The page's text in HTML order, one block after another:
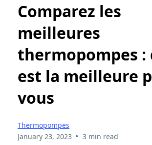
Comparez les
meilleures
thermopompes :
est la meilleure
vous
Thermopompes
January 23, 2023 • 3 min read